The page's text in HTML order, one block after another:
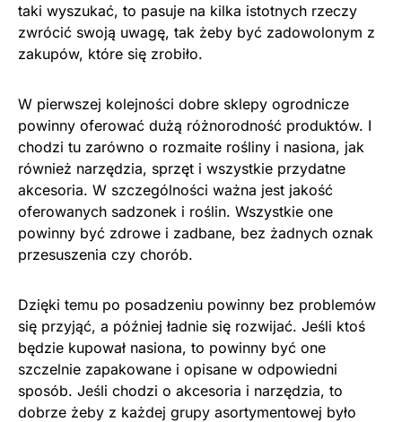
taki wyszukać, to pasuje na kilka istotnych rzeczy
zwrócić swoją uwagę, tak żeby być zadowolonym z
zakupów, które się zrobiło.
W pierwszej kolejności dobre sklepy ogrodnicze
powinny oferować dużą różnorodność produktów. I
chodzi tu zarówno o rozmaite rośliny i nasiona, jak
również narzędzia, sprzęt i wszystkie przydatne
akcesoria. W szczególności ważna jest jakość
oferowanych sadzonek i roślin. Wszystkie one
powinny być zdrowe i zadbane, bez żadnych oznak
przesuszenia czy chorób.
Dzięki temu po posadzeniu powinny bez problemów
się przyjąć, a później ładnie się rozwijać. Jeśli ktoś
będzie kupował nasiona, to powinny być one
szczelnie zapakowane i opisane w odpowiedni
sposób. Jeśli chodzi o akcesoria i narzędzia, to
dobrze żeby z każdej grupy asortymentowej było